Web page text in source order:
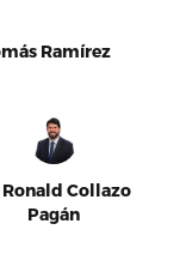
Ramírez
Ronald Collazo
Pagán